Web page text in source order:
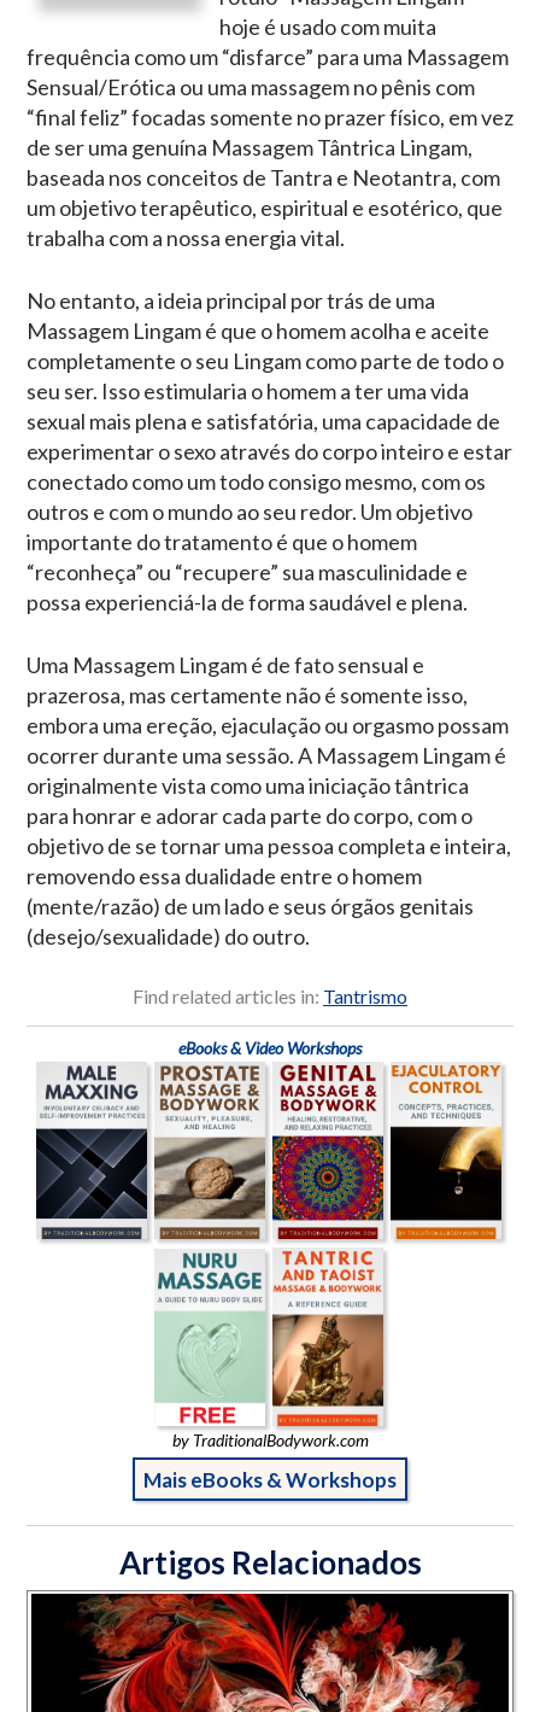
hoje é usado com muita
frequência como um “disfarce” para uma Massagem
Sensual/Erótica ou uma massagem no pênis com
“final feliz” focadas somente no prazer físico, em vez
de ser uma genuína Massagem Tântrica Lingam,
baseada nos conceitos de Tantra e Neotantra, com
um objetivo terapêutico, espiritual e esotérico, que
trabalha com a nossa energia vital.
No entanto, a ideia principal por trás de uma
Massagem Lingam é que o homem acolha e aceite
completamente o seu Lingam como parte de todo o
seu ser. Isso estimularia o homem a ter uma vida
sexual mais plena e satisfatória, uma capacidade de
experimentar o sexo através do corpo inteiro e estar
conectado como um todo consigo mesmo, com os
outros e com o mundo ao seu redor. Um objetivo
importante do tratamento é que o homem
“reconheça” ou “recupere” sua masculinidade e
possa experienciá-la de forma saudável e plena.
Uma Massagem Lingam é de fato sensual e
prazerosa, mas certamente não é somente isso,
embora uma ereção, ejaculação ou orgasmo possam
ocorrer durante uma sessão. A Massagem Lingam é
originalmente vista como uma iniciação tântrica
para honrar e adorar cada parte do corpo, com o
objetivo de se tornar uma pessoa completa e inteira,
removendo essa dualidade entre o homem
(mente/razão) de um lado e seus órgãos genitais
(desejo/sexualidade) do outro.
Find related articles in: Tantrismo
eBooks & Video Workshops
by TraditionalBodywork.com
Mais eBooks & Workshops
Artigos Relacionados